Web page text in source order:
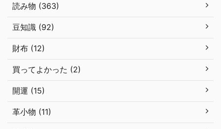
読み物 (363)
豆知識 (92)
財布 (12)
買ってよかった (2)
開運 (15)
革小物 (11)